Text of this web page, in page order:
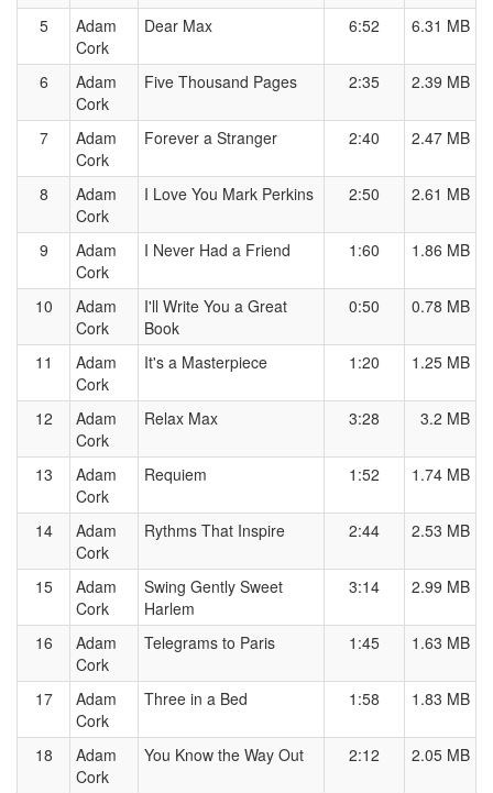
5
Adam
Cork
Dear Max 6:52 6.31 MB
6
Adam
Cork
Five Thousand Pages 2:35 2.39 MB
7
Adam
Cork
Forever a Stranger 2:40 2.47 MB
8
Adam
Cork
I Love You Mark Perkins 2:50 2.61 MB
9
Adam
Cork
I Never Had a Friend 1:60 1.86 MB
10
Adam
Cork
I'll Write You a Great
Book
0:50 0.78 MB
11
Adam
Cork
It's a Masterpiece 1:20 1.25 MB
12
Adam
Cork
Relax Max 3:28 3.2 MB
13
Adam
Cork
Requiem 1:52 1.74 MB
14
Adam
Cork
Rythms That Inspire 2:44 2.53 MB
15
Adam
Cork
Swing Gently Sweet
Harlem
3:14 2.99 MB
16
Adam
Cork
Telegrams to Paris 1:45 1.63 MB
17
Adam
Cork
Three in a Bed 1:58 1.83 MB
18
Adam
Cork
You Know the Way Out 2:12 2.05 MB